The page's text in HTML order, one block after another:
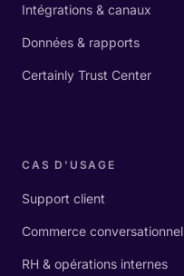
Intégrations & canaux
Données & rapports
Certainly Trust Center
CAS D'USAGE
Support client
Commerce conversationnel
RH & opérations internes